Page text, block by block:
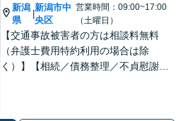
新潟
県
新潟市中
央区
営業時間：09:00~17:00
（土曜日）
【交通事故被害者の方は相談料無料
（弁護士費用特約利用の場合は除
く）】【相続／債務整理／不貞慰謝料